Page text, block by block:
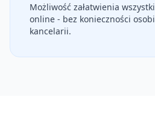
Możliwość załatwienia
online - bez konieczności
kancelarii.